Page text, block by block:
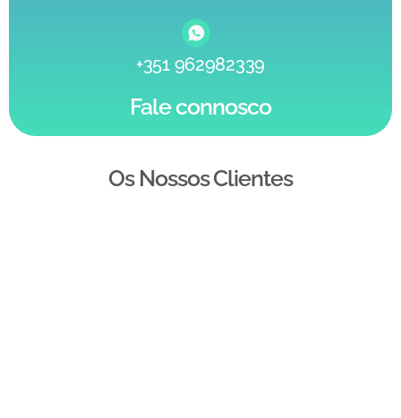
+351 962982339
Fale connosco
Os Nossos Clientes